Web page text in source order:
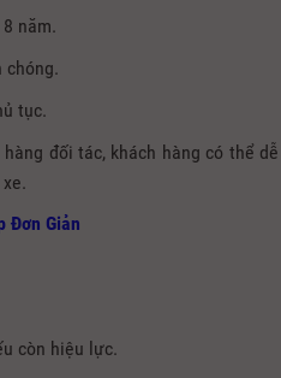
năm.
chóng.
tục.
đối tác, khách hàng có thể
Đơn Giản
còn hiệu lực.